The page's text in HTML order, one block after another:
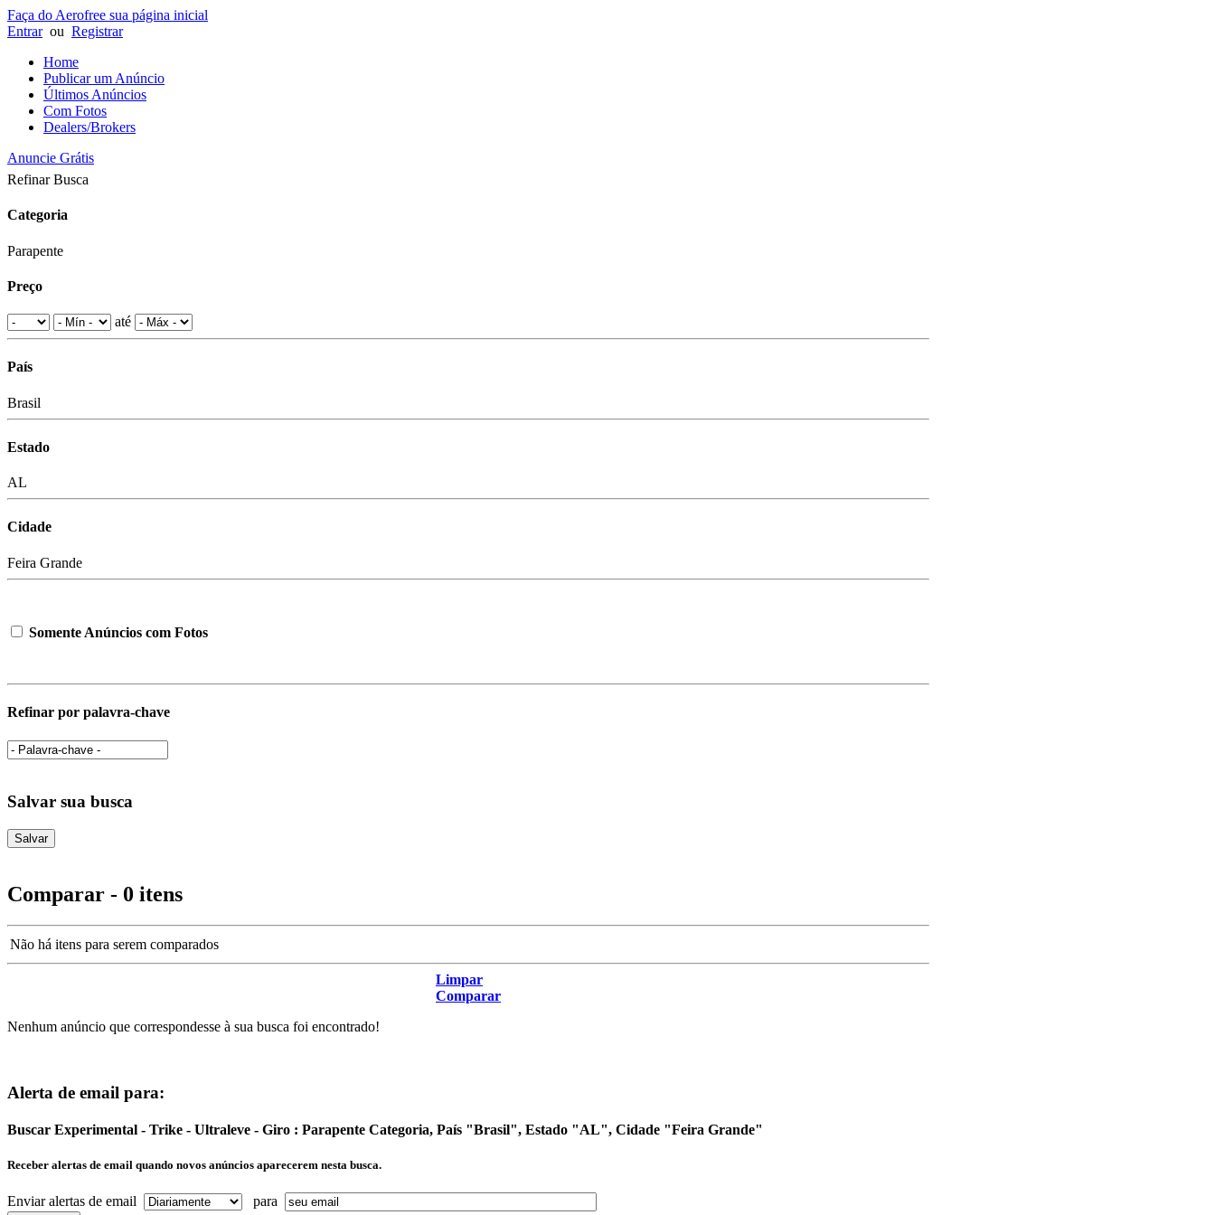
Faça do Aerofree sua página inicial
Entrarou Registrar
Home
Publicar um Anúncio
Últimos Anúncios
Com Fotos
Dealers/Brokers
Anuncie Grátis
Refinar Busca
Categoria
Parapente
Preço
até
País
Brasil
Estado
AL
Cidade
Feira Grande
Somente Anúncios com Fotos
Refinar por palavra-chave
Salvar sua busca
Comparar - 0 itens
Não há itens para serem comparados
Limpar
Comparar
Nenhum anúncio que correspondesse à sua busca foi encontrado!
Alerta de email para:
Buscar Experimental - Trike - Ultraleve - Giro : Parapente Categoria, País "Brasil", Estado "AL", Cidade "Feira Grande"
Receber alertas de email quando novos anúncios aparecerem nesta busca.
Enviar alertas de email para